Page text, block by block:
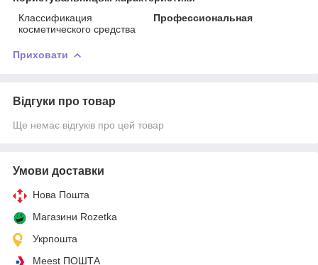
Классификация
косметического средства
Профессиональная
Приховати
Відгуки про товар
Ще немає відгуків про цей товар
Умови доставки
Нова Пошта
Магазини Rozetka
Укрпошта
Meest ПОШТА